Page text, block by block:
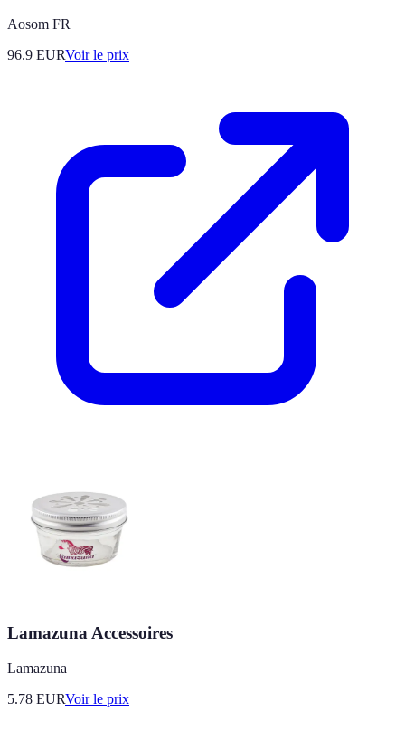
Aosom FR
96.9 EURVoir le prix
Lamazuna Accessoires
Lamazuna
5.78 EURVoir le prix